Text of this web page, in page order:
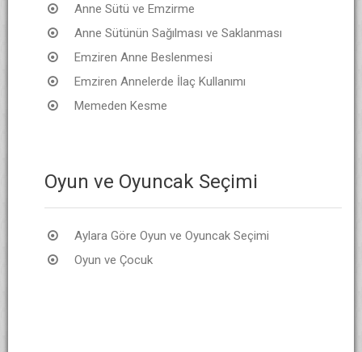
Anne Sütü ve Emzirme
Anne Sütünün Sağılması ve Saklanması
Emziren Anne Beslenmesi
Emziren Annelerde İlaç Kullanımı
Memeden Kesme
Oyun ve Oyuncak Seçimi
Aylara Göre Oyun ve Oyuncak Seçimi
Oyun ve Çocuk